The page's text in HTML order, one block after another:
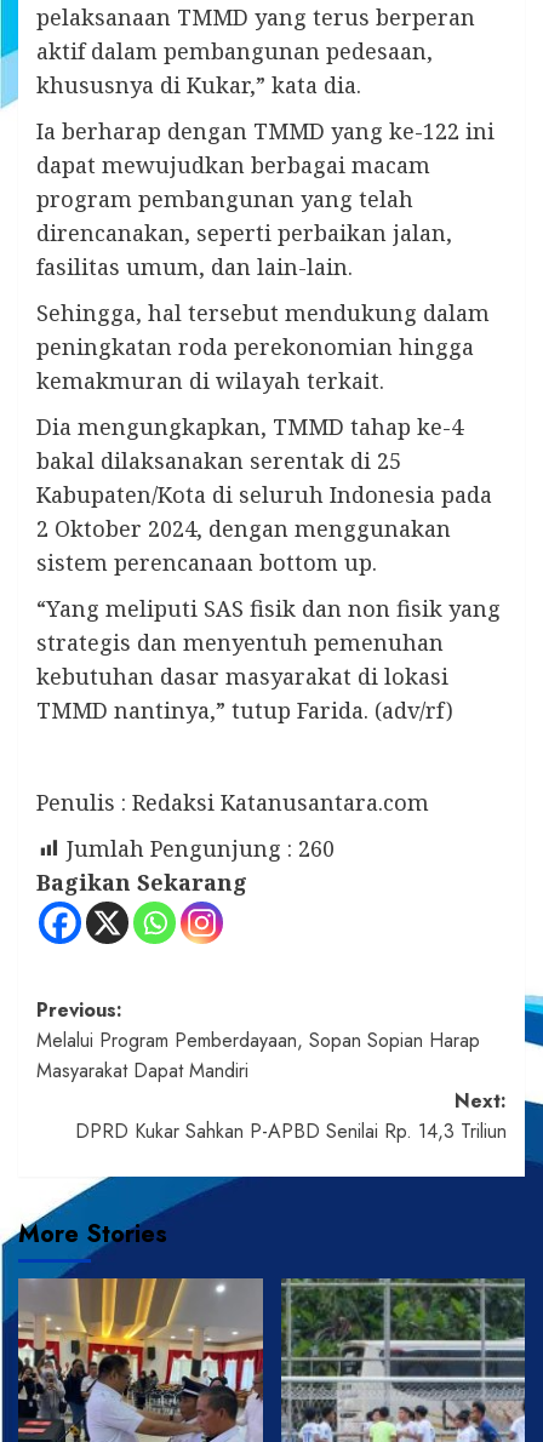
pelaksanaan TMMD yang terus berperan
aktif dalam pembangunan pedesaan,
khususnya di Kukar,” kata dia.
Ia berharap dengan TMMD yang ke-122 ini
dapat mewujudkan berbagai macam
program pembangunan yang telah
direncanakan, seperti perbaikan jalan,
fasilitas umum, dan lain-lain.
Sehingga, hal tersebut mendukung dalam
peningkatan roda perekonomian hingga
kemakmuran di wilayah terkait.
Dia mengungkapkan, TMMD tahap ke-4
bakal dilaksanakan serentak di 25
Kabupaten/Kota di seluruh Indonesia pada
2 Oktober 2024, dengan menggunakan
sistem perencanaan bottom up.
“Yang meliputi SAS fisik dan non fisik yang
strategis dan menyentuh pemenuhan
kebutuhan dasar masyarakat di lokasi
TMMD nantinya,” tutup Farida. (adv/rf)
Penulis : Redaksi Katanusantara.com
Jumlah Pengunjung : 260
Bagikan Sekarang
Post
navigation
Previous:
Melalui Program Pemberdayaan, Sopan Sopian Harap
Masyarakat Dapat Mandiri
Next:
DPRD Kukar Sahkan P-APBD Senilai Rp. 14,3 Triliun
More Stories